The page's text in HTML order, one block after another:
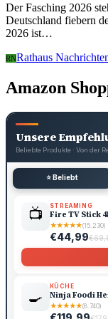
Der Fasching 2026
Deutschland fiebern
2026 ist…
RNRathaus
Amazon
Unsere
Beliebte Produkte · Von der
⭐ Beliebt
📺 STREAMING
Fire TV Stick
★★★★★(15.230)
€44,99
🍳
KÜCHE
Ninja Foodi
★★★★★(8.740)